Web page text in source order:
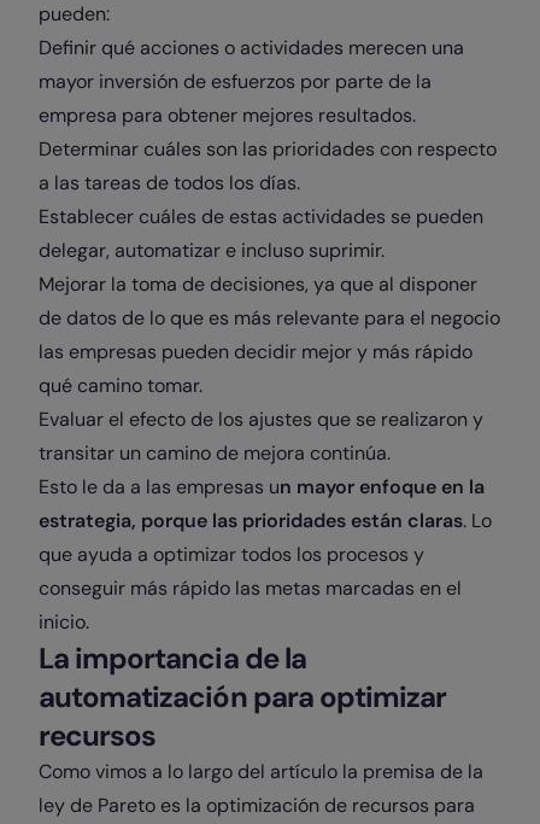
pueden:
Definir qué acciones o actividades merecen una
mayor inversión de esfuerzos por parte de la
empresa para obtener mejores resultados.
Determinar cuáles son las prioridades con respecto
a las tareas de todos los días.
Establecer cuáles de estas actividades se pueden
delegar, automatizar e incluso suprimir.
Mejorar la toma de decisiones, ya que al disponer
de datos de lo que es más relevante para el negocio
las empresas pueden decidir mejor y más rápido
qué camino tomar.
Evaluar el efecto de los ajustes que se realizaron y
transitar un camino de mejora continúa.
Esto le da a las empresas un mayor enfoque en la
estrategia, porque las prioridades están claras. Lo
que ayuda a optimizar todos los procesos y
conseguir más rápido las metas marcadas en el
inicio.
La importancia de la
automatización para optimizar
recursos
Como vimos a lo largo del artículo la premisa de la
ley de Pareto es la optimización de recursos para